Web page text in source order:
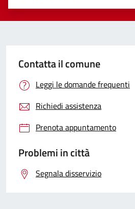
Valuta 5 stelle su 5
Valuta 4 stelle su 5
Valuta 3 stelle su 5
Valuta 2 stelle su 5
Valuta 1 stelle su 5
Contatta il comune
Leggi le domande frequenti
Richiedi assistenza
Prenota appuntamento
Problemi in città
Segnala disservizio